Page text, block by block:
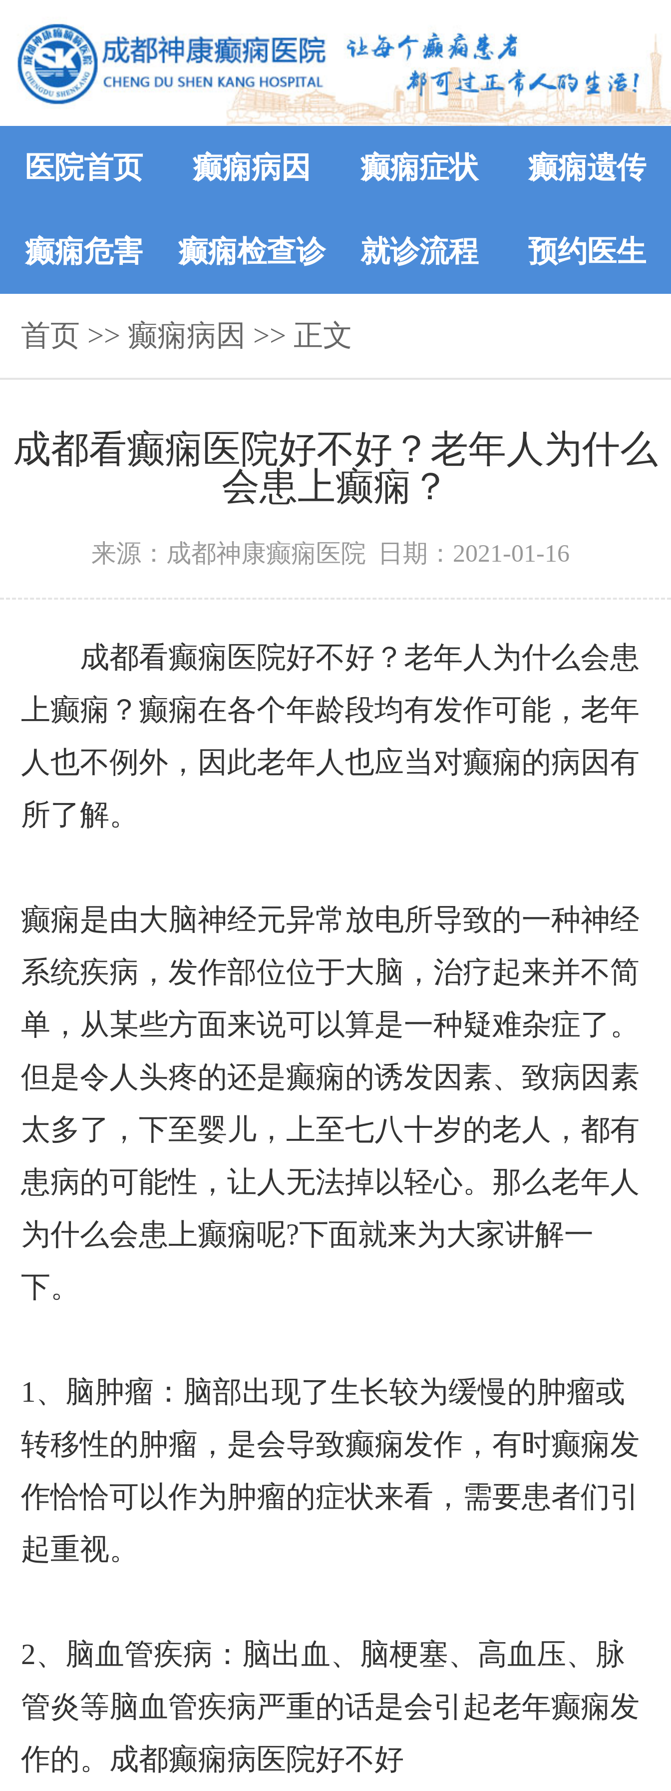
医院首页 癫痫病因 癫痫症状 癫痫遗传
癫痫危害 癫痫检查诊
断
就诊流程 预约医生
首页 >> 癫痫病因 >> 正文
成都看癫痫医院好不好？老年人为什么
会患上癫痫？
来源：成都神康癫痫医院 日期：2021-01-16
成都看癫痫医院好不好？老年人为什么会患
上癫痫？癫痫在各个年龄段均有发作可能，老年
人也不例外，因此老年人也应当对癫痫的病因有
所了解。
癫痫是由大脑神经元异常放电所导致的一种神经
系统疾病，发作部位位于大脑，治疗起来并不简
单，从某些方面来说可以算是一种疑难杂症了。
但是令人头疼的还是癫痫的诱发因素、致病因素
太多了，下至婴儿，上至七八十岁的老人，都有
患病的可能性，让人无法掉以轻心。那么老年人
为什么会患上癫痫呢?下面就来为大家讲解一
下。
1、脑肿瘤：脑部出现了生长较为缓慢的肿瘤或
转移性的肿瘤，是会导致癫痫发作，有时癫痫发
作恰恰可以作为肿瘤的症状来看，需要患者们引
起重视。
2、脑血管疾病：脑出血、脑梗塞、高血压、脉
管炎等脑血管疾病严重的话是会引起老年癫痫发
作的。 成都癫痫病医院好不好